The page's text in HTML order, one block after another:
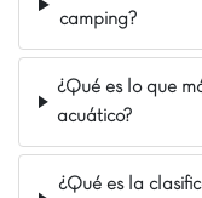
camping?
¿Qué es lo que
acuático?
¿Qué es la